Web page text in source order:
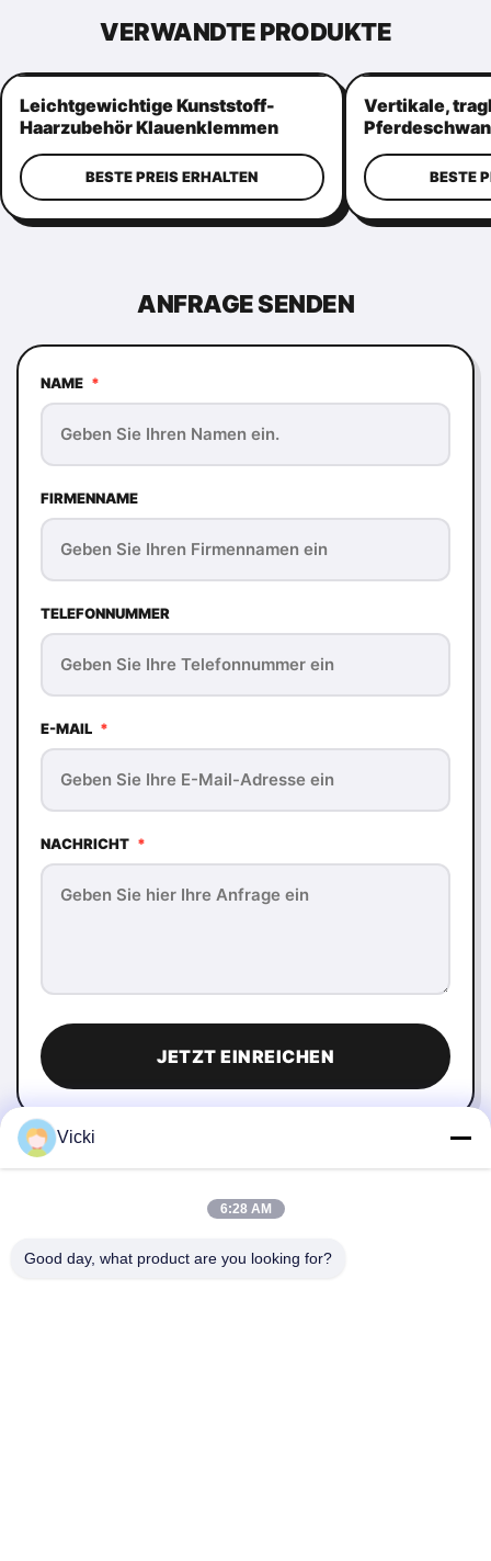
VERWANDTE PRODUKTE
Leichtgewichtige Kunststoff-
Haarzubehör Klauenklemmen
Praktische Kronenform
BESTE PREIS ERHALTEN
Vertikale,
Mehrzweck-
BESTE
ANFRAGE SENDEN
NAME *
FIRMENNAME
TELEFONNUMMER
E-MAIL *
NACHRICHT *
JETZT EINREICHEN
Vicki
6:28 AM
Good day, what product are you looking for?